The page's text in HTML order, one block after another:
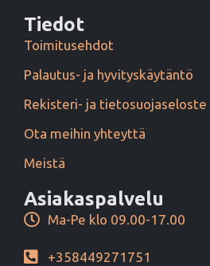
Tiedot
Toimitusehdot
Palautus- ja hyvityskäytäntö
Rekisteri- ja tietosuojaseloste
Ota meihin yhteyttä
Meistä
Asiakaspalvelu
Ma-Pe klo 09.00-17.00
+358449271751